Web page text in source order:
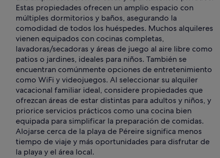
Estas propiedades ofrecen un amplio espacio con
múltiples dormitorios y baños, asegurando la
comodidad de todos los huéspedes. Muchos alquileres
vienen equipados con cocinas completas,
lavadoras/secadoras y áreas de juego al aire libre como
patios o jardines, ideales para niños. También se
encuentran comúnmente opciones de entretenimiento
como WiFi y videojuegos. Al seleccionar su alquiler
vacacional familiar ideal, considere propiedades que
ofrezcan áreas de estar distintas para adultos y niños, y
priorice servicios prácticos como una cocina bien
equipada para simplificar la preparación de comidas.
Alojarse cerca de la playa de Péreire significa menos
tiempo de viaje y más oportunidades para disfrutar de
la playa y el área local.